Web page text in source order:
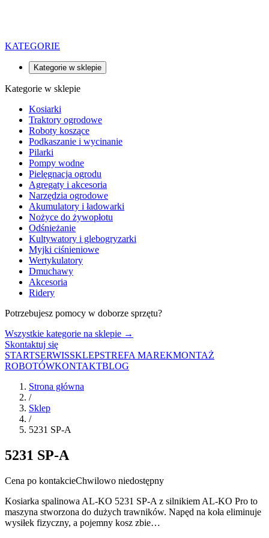
KATEGORIE
Kategorie w sklepie
Kategorie w sklepie
Kosiarki
Traktory ogrodowe
Roboty koszące
Podkaszanie i wycinanie
Pilarki
Pompy wodne
Pielęgnacja ogrodu
Agregaty i akcesoria
Narzędzia ogrodowe
Akumulatory i ładowarki
Nożyce do żywopłotu
Odśnieżanie
Kultywatory i glebogryzarki
Myjki ciśnieniowe
Wertykulatory
Dmuchawy
Akcesoria
Ridery
Potrzebujesz pomocy w doborze sprzętu?
Wszystkie kategorie na sklepie →
Skontaktuj się
STARTSERWISSKLEPSTREFA MAREKMONTAŻ
ROBOTÓWKONTAKTBLOG
Strona główna
/
Sklep
/
5231 SP-A
5231 SP-A
Cena po kontakcieChwilowo niedostępny
Kosiarka spalinowa AL-KO 5231 SP-A z silnikiem AL-KO Pro to
maszyna stworzona do dużych trawników. Napęd na koła eliminuje
wysiłek fizyczny, a pojemny kosz zbie…